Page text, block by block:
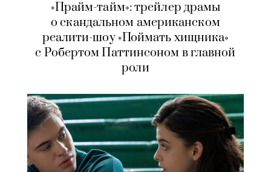
«Прайм-тайм»: трейлер драмы
о скандальном американском
реалити-шоу «Поймать хищника»
с Робертом Паттинсоном в главной
роли